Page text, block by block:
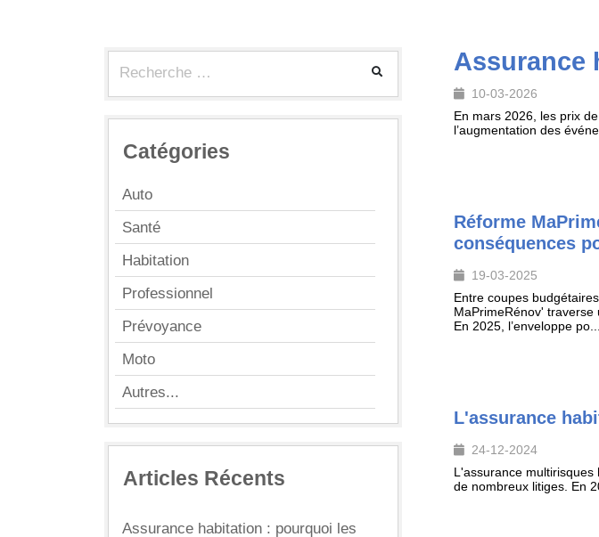
Catégories
Auto
Santé
Habitation
Professionnel
Prévoyance
Moto
Autres...
Articles Récents
Assurance habitation : pourquoi les
Assurance
10-03-2026
En mars 2026, les prix
l’augmentation des
Réforme
conséquences
19-03-2025
Entre coupes
MaPrimeRénov'
En 2025, l’enveloppe po...
L'assurance
24-12-2024
L'assurance
de nombreux litiges. En